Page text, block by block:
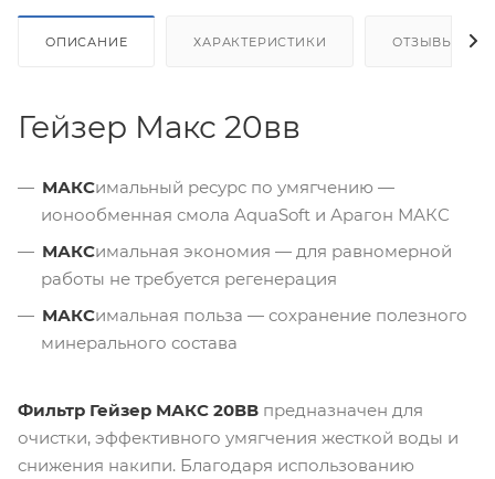
ОПИСАНИЕ ХАРАКТЕРИСТИКИ ОТЗЫВЫ
Гейзер Макс 20вв
МАКСимальный ресурс по умягчению —
ионообменная смола AquaSoft и Арагон МАКС
МАКСимальная экономия — для равномерной
работы не требуется регенерация
МАКСимальная польза — сохранение полезного
минерального состава
Фильтр Гейзер МАКС 20ВВ предназначен для
очистки, эффективного умягчения жесткой воды и
снижения накипи. Благодаря использованию